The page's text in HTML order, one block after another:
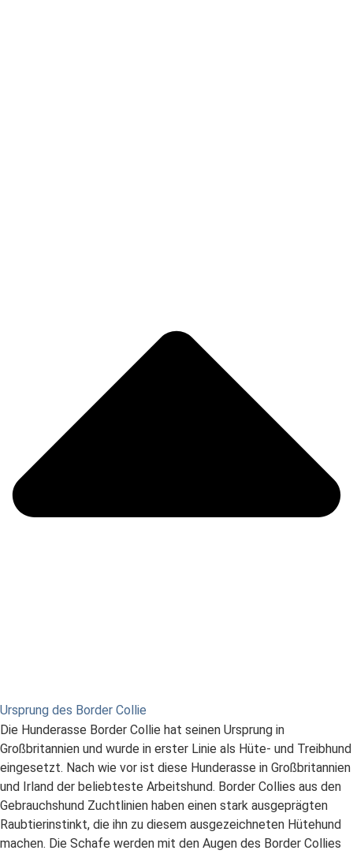
Ursprung des Border Collie
Die Hunderasse Border Collie hat seinen Ursprung in
Großbritannien und wurde in erster Linie als Hüte- und Treibhund
eingesetzt. Nach wie vor ist diese Hunderasse in Großbritannien
und Irland der beliebteste Arbeitshund. Border Collies aus den
Gebrauchshund Zuchtlinien haben einen stark ausgeprägten
Raubtierinstinkt, die ihn zu diesem ausgezeichneten Hütehund
machen. Die Schafe werden mit den Augen des Border Collies